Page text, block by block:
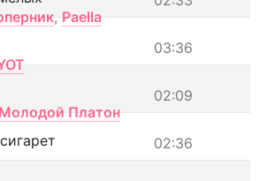
, Paella
03:36
02:09
Молодой Платон
02:36